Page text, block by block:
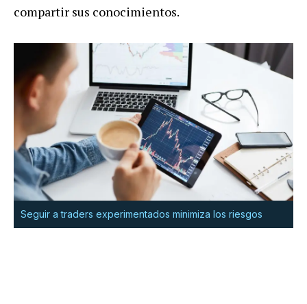
compartir sus conocimientos.
Seguir a traders experimentados minimiza los riesgos